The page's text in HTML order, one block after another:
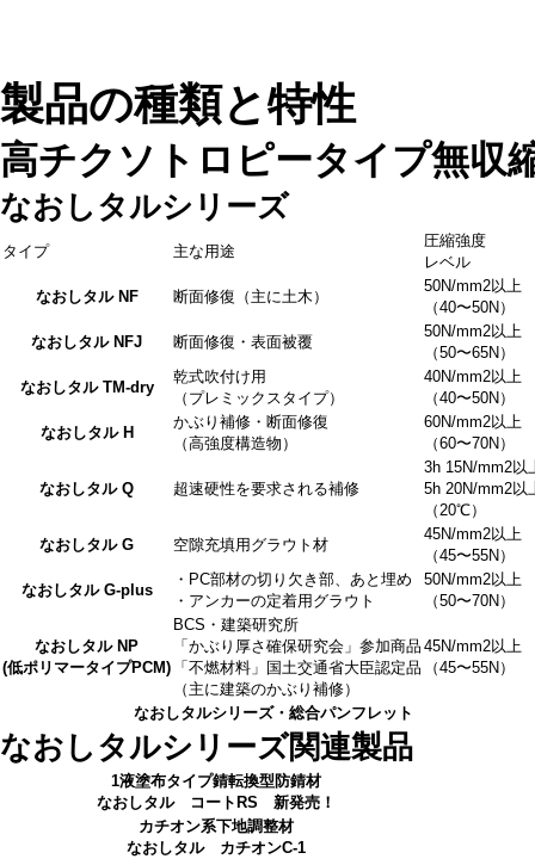
製品の種類と特性
高チクソトロピータイプ無収
なおしタルシリーズ
タイプ 主な用途
圧縮強度
レベル
なおしタル NF
断面修復（主に土木）
50N/mm2以上
（40〜50N）
なおしタル NFJ
断面修復・表面被覆
50N/mm2以上
（50〜65N）
なおしタル TM-dry
乾式吹付け用
（プレミックスタイプ）
40N/mm2以上
（40〜50N）
なおしタル H
かぶり補修・断面修復
（高強度構造物）
60N/mm2以上
（60〜70N）
なおしタル Q 超速硬性を要求される補修
3h 15N/mm2以
5h 20N/mm2以
（20℃）
なおしタル G
空隙充填用グラウト材
45N/mm2以上
（45〜55N）
なおしタル G-plus
・PC部材の切り欠き部、あと埋め
・アンカーの定着用グラウト
50N/mm2以上
（50〜70N）
なおしタル NP
(低ポリマータイプPCM)
BCS・建築研究所
「かぶり厚さ確保研究会」参加商品
「不燃材料」国土交通省大臣認定品
（主に建築のかぶり補修）
45N/mm2以上
（45〜55N）
なおしタルシリーズ・総合パンフレット
なおしタルシリーズ関連製品
1液塗布タイプ錆転換型防錆材
なおしタル コートRS 新発売！
カチオン系下地調整材
なおしタル カチオンC-1